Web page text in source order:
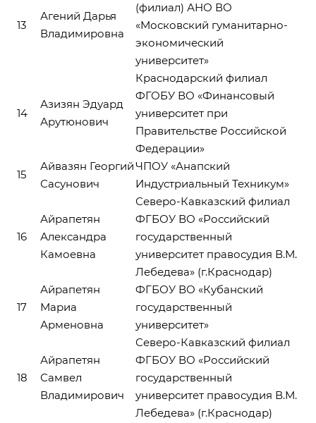
13
Агений Дарья
Владимировна
(филиал) АНО ВО
«Московский гуманитарно-
экономический
университет»
14
Азизян Эдуард
Арутюнович
Краснодарский филиал
ФГОБУ ВО «Финансовый
университет при
Правительстве Российской
Федерации»
15
Айвазян Георгий
Сасунович
ЧПОУ «Анапский
Индустриальный Техникум»
16
Айрапетян
Александра
Камоевна
Северо-Кавказский филиал
ФГБОУ ВО «Российский
государственный
университет правосудия В.М.
Лебедева» (г.Краснодар)
17
Айрапетян
Мариа
Арменовна
ФГБОУ ВО «Кубанский
государственный
университет»
18
Айрапетян
Самвел
Владимирович
Северо-Кавказский филиал
ФГБОУ ВО «Российский
государственный
университет правосудия В.М.
Лебедева» (г.Краснодар)